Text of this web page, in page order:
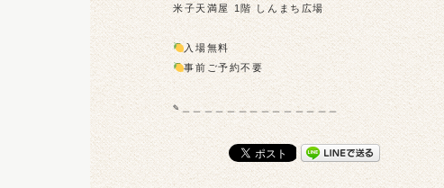
米子天満屋 1階 しんまち広場
⁡
入場無料
事前ご予約不要
⁡
✎︎＿＿＿＿＿＿＿＿＿＿＿＿＿＿